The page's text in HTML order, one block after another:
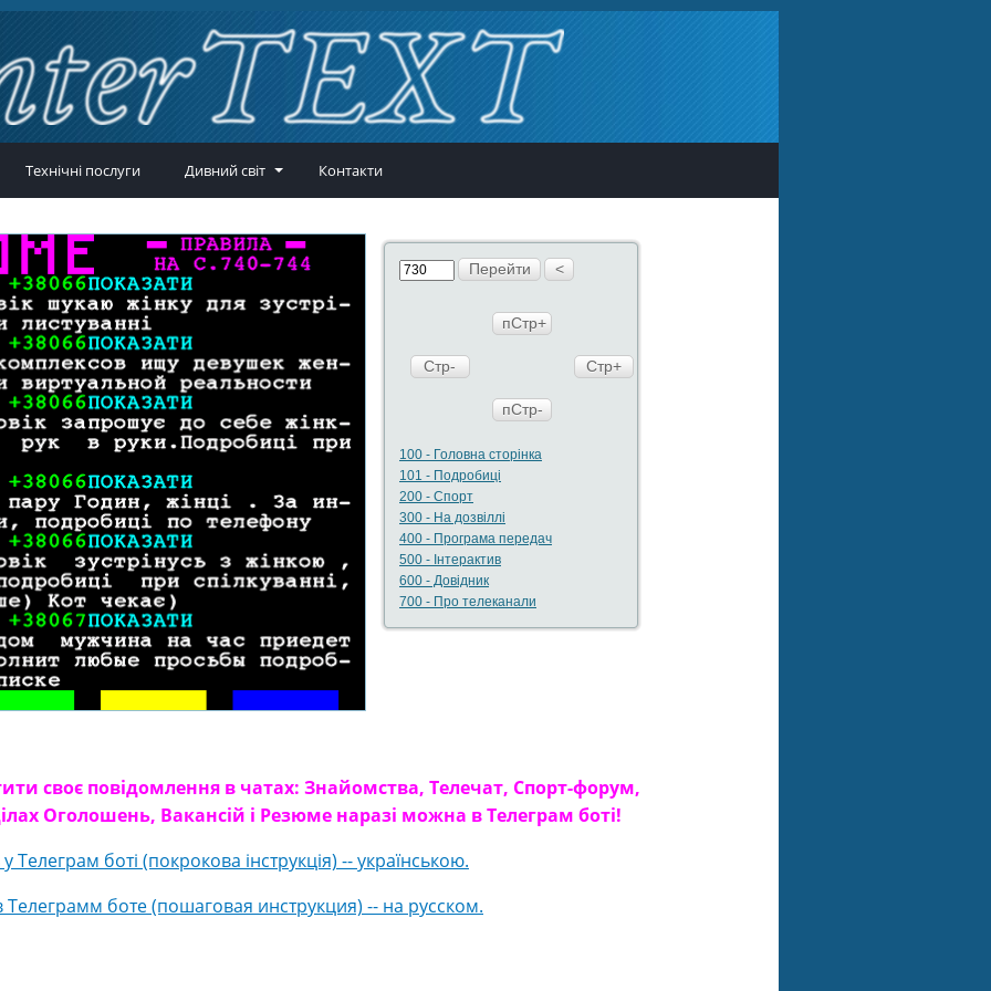
Технічні послуги Дивний світ Контакти
Перейти <
пСтр+
Стр- Стр+
пСтр-
100 - Головна сторінка
101 - Подробиці
200 - Спорт
300 - На дозвіллі
400 - Програма передач
500 - Інтерактив
600 - Довідник
700 - Про телеканали
своє повідомлення в чатах: Знайомства, Телечат, Спорт-форум,
Оголошень, Вакансій і Резюме наразі можна в Телеграм боті!
Телеграм боті (покрокова інструкція) -- українською.
боте (пошаговая инструкция) -- на русском.